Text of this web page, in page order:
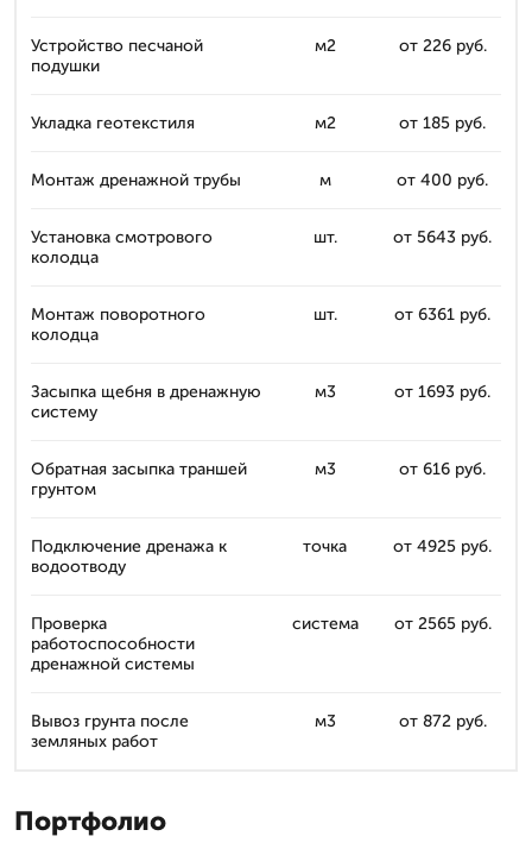
Устройство песчаной
подушки
м2 от 226 руб.
Укладка геотекстиля м2 от 185 руб.
Монтаж дренажной трубы м от 400 руб.
Установка смотрового
колодца
шт. от 5643 руб.
Монтаж поворотного
колодца
шт. от 6361 руб.
Засыпка щебня в дренажную
систему
м3 от 1693 руб.
Обратная засыпка траншей
грунтом
м3 от 616 руб.
Подключение дренажа к
водоотводу
точка от 4925 руб.
Проверка
работоспособности
дренажной системы
система от 2565 руб.
Вывоз грунта после
земляных работ
м3 от 872 руб.
Портфолио